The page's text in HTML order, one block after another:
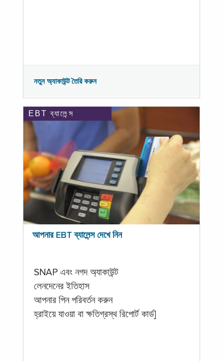
নতুন অ্যাকাউন্ট তৈরি করুন
EBT ব্যালেন্স
আপনার EBT ব্যালেন্স দেখে নিন
SNAP এবং নগদ অ্যাকাউন্ট
লেনদেনের ইতিহাস
আপনার পিন পরিবর্তন করুন
হ্রাইয়ে যাওয়া বা ক্ষতিগ্রস্থ রিপোর্ট কার্ড]